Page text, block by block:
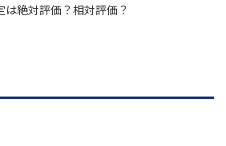
は絶対評価？相対評価？